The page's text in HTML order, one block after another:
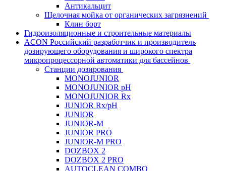
Антикальцит
Щелочная мойка от органических загрязнений
Клин борт
Гидроизоляционные и строительные материалы
ACON Российский разработчик и производитель
дозирующего оборудования и широкого спектра
микропроцессорной автоматики для бассейнов
Станции дозирования
MONOJUNIOR
MONOJUNIOR pH
MONOJUNIOR Rx
JUNIOR Rx/pH
JUNIOR
JUNIOR-M
JUNIOR PRO
JUNIOR-M PRO
DOZBOX 2
DOZBOX 2 PRO
AUTOCLEAN COMBO